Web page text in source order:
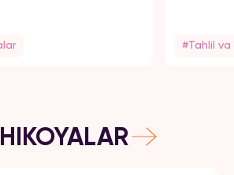
#Tahlil